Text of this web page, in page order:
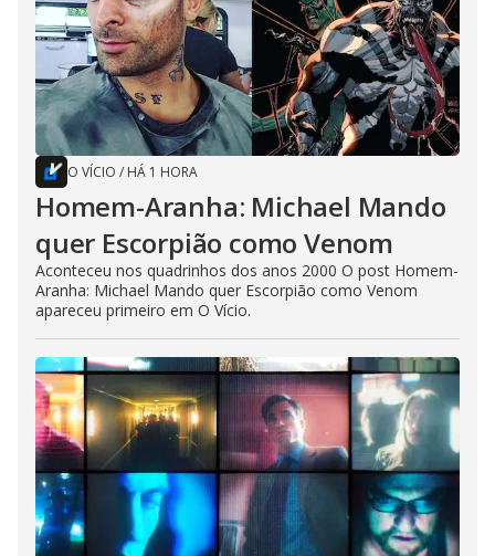
O VÍCIO / HÁ 1 HORA
Homem-Aranha: Michael Mando
quer Escorpião como Venom
Aconteceu nos quadrinhos dos anos 2000 O post Homem-
Aranha: Michael Mando quer Escorpião como Venom
apareceu primeiro em O Vício.